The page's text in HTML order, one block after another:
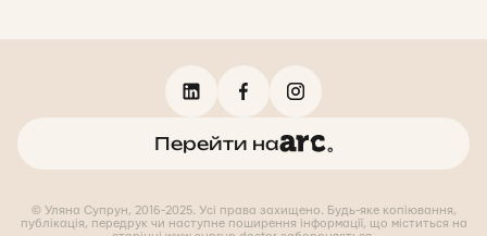
Перейти на
© Уляна Супрун, 2016-2025. Усі права захищено. Будь-яке копіювання,
публікація, передрук чи наступне поширення інформації, що міститься на